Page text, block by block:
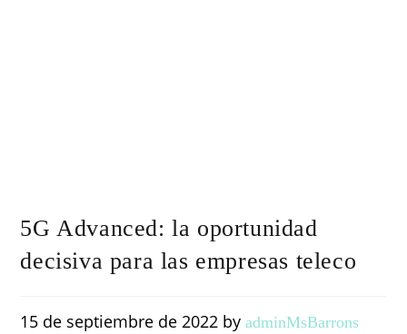
5G Advanced: la oportunidad
decisiva para las empresas teleco
15 de septiembre de 2022 byadminMsBarrons